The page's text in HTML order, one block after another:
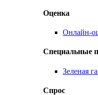
Оценка
Онлайн-
Специальные
Зеленая
Спрос